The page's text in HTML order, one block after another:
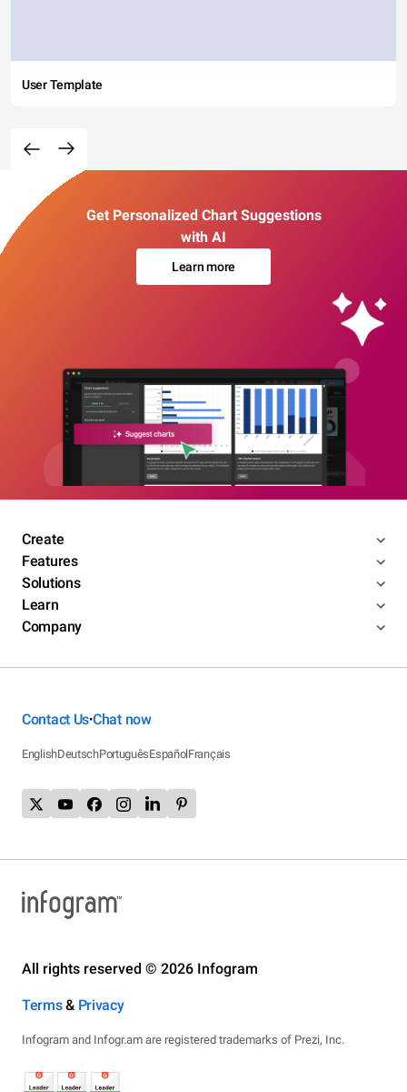
User Template
Get Personalized Chart Suggestions
with AI
Learn more
Create
Features
Solutions
Learn
Company
Contact Us•Chat now
EnglishDeutschPortuguêsEspañolFrançais
All rights reserved © 2026 Infogram
Terms& Privacy
Infogram and Infogr.am are registered trademarks of Prezi, Inc.